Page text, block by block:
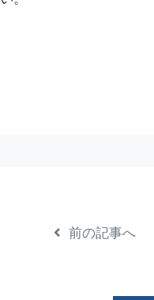
前の記事へ